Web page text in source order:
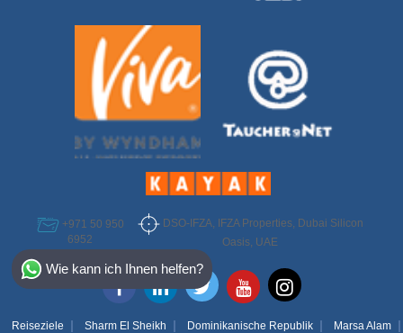
+971 50 950
6952
DSO-IFZA, IFZA Properties, Dubai Silicon
Oasis, UAE
Reiseziele Sharm El Sheikh Dominikanische Republik Marsa Alam
Wie kann ich Ihnen helfen?
Select Destination
Bahamas